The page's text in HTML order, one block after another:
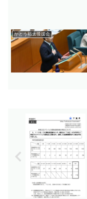
かとう裕太後援会